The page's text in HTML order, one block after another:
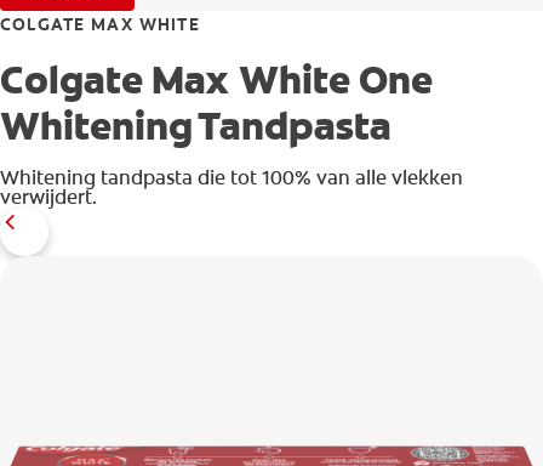
COLGATE MAX WHITE
Colgate Max White One
Whitening Tandpasta
Whitening tandpasta die tot 100% van alle vlekken
verwijdert.